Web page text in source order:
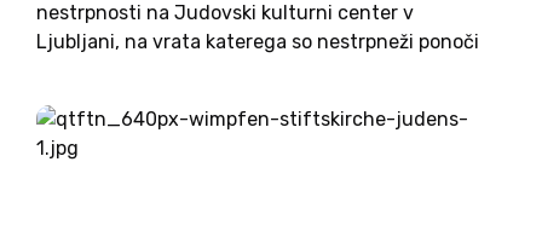
nestrpnosti na Judovski kulturni center v
Ljubljani, na vrata katerega so nestrpneži ponoči
»Niti v najhujši nočni mori si nismo predstavljali,
da bomo v enem najbolj...